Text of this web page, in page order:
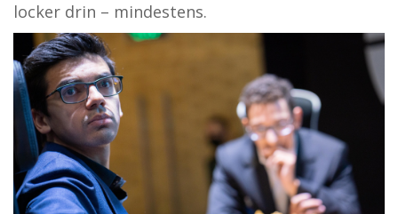
locker drin – mindestens.